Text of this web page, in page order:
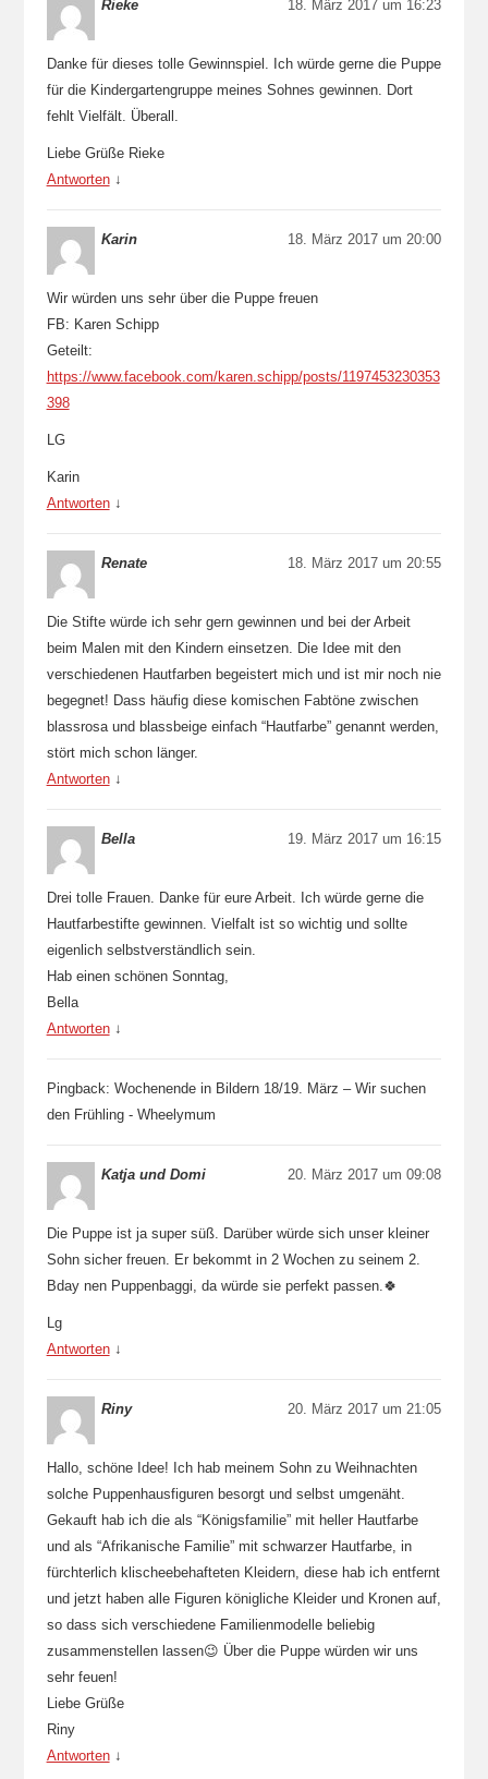
Rieke 18. März 2017 um 16:23
Danke für dieses tolle Gewinnspiel. Ich würde gerne die Puppe
für die Kindergartengruppe meines Sohnes gewinnen. Dort
fehlt Vielfält. Überall.
Liebe Grüße Rieke
Antworten ↓
Karin 18. März 2017 um 20:00
Wir würden uns sehr über die Puppe freuen
FB: Karen Schipp
Geteilt:
https://www.facebook.com/karen.schipp/posts/1197453230353
398
LG
Karin
Antworten ↓
Renate 18. März 2017 um 20:55
Die Stifte würde ich sehr gern gewinnen und bei der Arbeit
beim Malen mit den Kindern einsetzen. Die Idee mit den
verschiedenen Hautfarben begeistert mich und ist mir noch nie
begegnet! Dass häufig diese komischen Fabtöne zwischen
blassrosa und blassbeige einfach “Hautfarbe” genannt werden,
stört mich schon länger.
Antworten ↓
Bella 19. März 2017 um 16:15
Drei tolle Frauen. Danke für eure Arbeit. Ich würde gerne die
Hautfarbestifte gewinnen. Vielfalt ist so wichtig und sollte
eigenlich selbstverständlich sein.
Hab einen schönen Sonntag,
Bella
Antworten ↓
Pingback: Wochenende in Bildern 18/19. März – Wir suchen
den Frühling - Wheelymum
Katja und Domi 20. März 2017 um 09:08
Die Puppe ist ja super süß. Darüber würde sich unser kleiner
Sohn sicher freuen. Er bekommt in 2 Wochen zu seinem 2.
Bday nen Puppenbaggi, da würde sie perfekt passen.🍀
Lg
Antworten ↓
Riny 20. März 2017 um 21:05
Hallo, schöne Idee! Ich hab meinem Sohn zu Weihnachten
solche Puppenhausfiguren besorgt und selbst umgenäht.
Gekauft hab ich die als “Königsfamilie” mit heller Hautfarbe
und als “Afrikanische Familie” mit schwarzer Hautfarbe, in
fürchterlich klischeebehafteten Kleidern, diese hab ich entfernt
und jetzt haben alle Figuren königliche Kleider und Kronen auf,
so dass sich verschiedene Familienmodelle beliebig
zusammenstellen lassen😉 Über die Puppe würden wir uns
sehr feuen!
Liebe Grüße
Riny
Antworten ↓